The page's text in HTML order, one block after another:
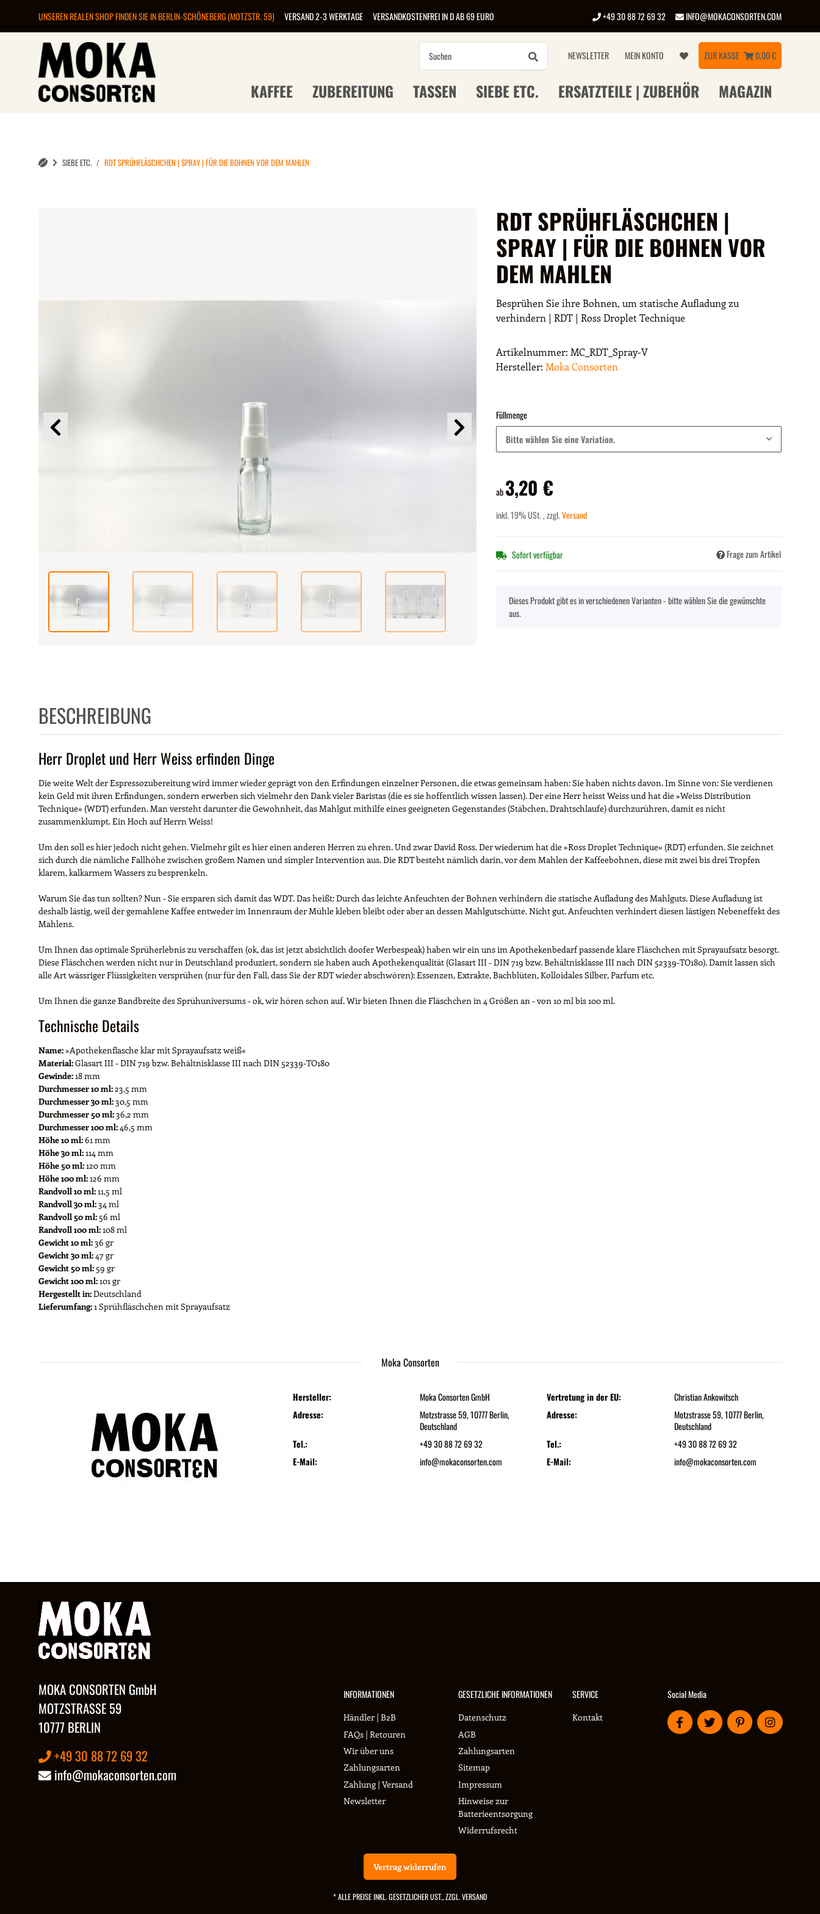
UNSEREN REALEN SHOP FINDEN SIE IN BERLIN-SCHÖNEBERG (MOTZSTR. 59) VERSAND 2-3 WERKTAGE VERSANDKOSTENFREI IN D AB 69 EURO +49 30 88 72 69 32 INFO@MOKACONSORTEN.COM
NEWSLETTER MEIN KONTO ZUR KASSE 0,00 €
KAFFEE ZUBEREITUNG TASSEN SIEBE ETC. ERSATZTEILE | ZUBEHÖR MAGAZIN
SIEBE ETC. RDT SPRÜHFLÄSCHCHEN | SPRAY | FÜR DIE BOHNEN VOR DEM MAHLEN
RDT SPRÜHFLÄSCHCHEN |
SPRAY | FÜR DIE BOHNEN VOR
DEM MAHLEN
Besprühen Sie ihre Bohnen, um statische Aufladung zu
verhindern | RDT | Ross Droplet Technique
Artikelnummer: MC_RDT_Spray-V
Hersteller: Moka Consorten
Füllmenge
Bitte wählen Sie eine Variation.
ab3,20 €
inkl. 19% USt. , zzgl.Versand
Sofort verfügbar Frage zum Artikel
xDieses Produkt gibt es in verschiedenen Varianten - bitte wählen Sie die gewünschte
aus.
BESCHREIBUNG
Herr Droplet und Herr Weiss erfinden Dinge
Die weite Welt der Espressozubereitung wird immer wieder geprägt von den Erfindungen einzelner Personen, die etwas gemeinsam haben: Sie haben nichts davon. Im Sinne von: Sie verdienen
kein Geld mit ihren Erfindungen, sondern erwerben sich vielmehr den Dank vieler Baristas (die es sie hoffentlich wissen lassen). Der eine Herr heisst Weiss und hat die »Weiss Distribution
Technique« (WDT) erfunden. Man versteht darunter die Gewohnheit, das Mahlgut mithilfe eines geeigneten Gegenstandes (Stäbchen, Drahtschlaufe) durchzurühren, damit es nicht
zusammenklumpt. Ein Hoch auf Herrn Weiss!
Um den soll es hier jedoch nicht gehen. Vielmehr gilt es hier einen anderen Herren zu ehren. Und zwar David Ross. Der wiederum hat die »Ross Droplet Technique« (RDT) erfunden. Sie zeichnet
sich durch die nämliche Fallhöhe zwischen großem Namen und simpler Intervention aus. Die RDT besteht nämlich darin, vor dem Mahlen der Kaffeebohnen, diese mit zwei bis drei Tropfen
klarem, kalkarmem Wassers zu besprenkeln.
Warum Sie das tun sollten? Nun - Sie ersparen sich damit das WDT. Das heißt: Durch das leichte Anfeuchten der Bohnen verhindern die statische Aufladung des Mahlguts. Diese Aufladung ist
deshalb lästig, weil der gemahlene Kaffee entweder im Innenraum der Mühle kleben bleibt oder aber an dessen Mahlgutschütte. Nicht gut. Anfeuchten verhindert diesen lästigen Nebeneffekt des
Mahlens.
Um Ihnen das optimale Sprüherlebnis zu verschaffen (ok, das ist jetzt absichtlich doofer Werbespeak) haben wir ein uns im Apothekenbedarf passende klare Fläschchen mit Sprayaufsatz besorgt.
Diese Fläschchen werden nicht nur in Deutschland produziert, sondern sie haben auch Apothekenqualität (Glasart III - DIN 719 bzw. Behältnisklasse III nach DIN 52339-TO180). Damit lassen sich
alle Art wässriger Flüssigkeiten versprühen (nur für den Fall, dass Sie der RDT wieder abschwören): Essenzen, Extrakte, Bachblüten, Kolloidales Silber, Parfum etc.
Um Ihnen die ganze Bandbreite des Sprühuniversums - ok, wir hören schon auf. Wir bieten Ihnen die Fläschchen in 4 Größen an - von 10 ml bis 100 ml.
Technische Details
Name:»Apothekenflasche klar mit Sprayaufsatz weiß«
Material:Glasart III - DIN 719 bzw. Behältnisklasse III nach DIN 52339-TO180
Gewinde:18 mm
Durchmesser 10 ml:23,5 mm
Durchmesser 30 ml:30,5 mm
Durchmesser 50 ml:36,2 mm
Durchmesser 100 ml:46,5 mm
Höhe 10 ml:61 mm
Höhe 30 ml:114 mm
Höhe 50 ml:120 mm
Höhe 100 ml:126 mm
Randvoll 10 ml:11,5 ml
Randvoll 30 ml:34 ml
Randvoll 50 ml: 56 ml
Randvoll 100 ml:108 ml
Gewicht 10 ml:36 gr
Gewicht 30 ml:47 gr
Gewicht 50 ml: 59 gr
Gewicht 100 ml:101 gr
Hergestellt in:Deutschland
Lieferumfang:1 Sprühfläschchen mit Sprayaufsatz
Moka Consorten
Hersteller:
Moka Consorten GmbH
Adresse:
Motzstrasse 59, 10777 Berlin,
Deutschland
Tel.:
+49 30 88 72 69 32
E-Mail:
info@mokaconsorten.com
Vertretung in der EU:
Christian Ankowitsch
Adresse:
Motzstrasse 59, 10777 Berlin,
Deutschland
Tel.:
+49 30 88 72 69 32
E-Mail:
info@mokaconsorten.com
MOKA CONSORTEN GmbH
MOTZSTRASSE 59
10777 BERLIN
+49 30 88 72 69 32
info@mokaconsorten.com
INFORMATIONEN
Händler | B2B
FAQs | Retouren
Wir über uns
Zahlungsarten
Zahlung | Versand
Newsletter
GESETZLICHE INFORMATIONEN
Datenschutz
AGB
Zahlungsarten
Sitemap
Impressum
Hinweise zur
Batterieentsorgung
Widerrufsrecht
SERVICE
Kontakt
Social Media
Vertrag widerrufen
* ALLE PREISE INKL. GESETZLICHER UST., ZZGL.VERSAND